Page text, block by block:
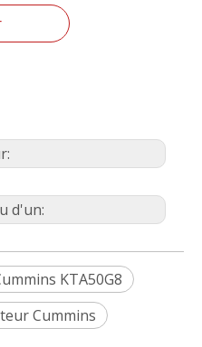
d'un:
KTA50G8
Cummins